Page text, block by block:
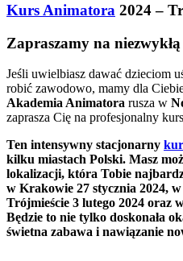
Kurs Animatora 2024 –
Zapraszamy na
Jeśli uwielbiasz dawać dzieciom
robić zawodowo, mamy dla
Akademia Animatora rusza w
zaprasza Cię na profesjonalny
Ten intensywny stacjonarny
kilku miastach Polski. Masz
lokalizacji, która Tobie
w Krakowie 27 stycznia 2024,
Trójmieście 3 lutego 2024 oraz
Będzie to nie tylko doskonała
świetna zabawa i nawiązanie